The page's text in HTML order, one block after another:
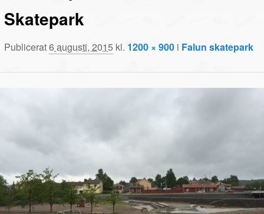
INNEHÅLL
INNEHÅLL
Skatepark
Publicerat6 augusti, 2015 kl. 1200 × 900 i Falun skatepark